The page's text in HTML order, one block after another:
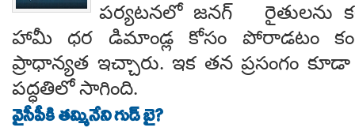
పర్యటనలో జనగ్ రైతులను
హామీ ధర డిమాండ్ల కోసం పోరాడటం
ప్రాధాన్యత ఇచ్చారు. ఇక తన ప్రసంగం కూడా
పద్ధతిలో సాగింది.
వైసీపీకి తమ్మినేని గుడ్ బై?